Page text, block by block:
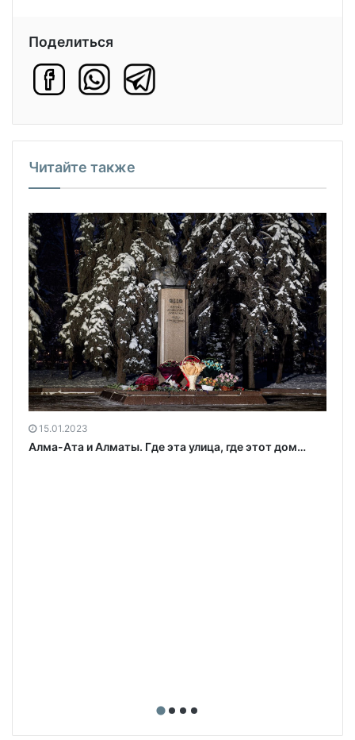
Поделиться
Читайте также
15.01.2023
Алма-Ата и Алматы. Где эта улица, где этот дом…